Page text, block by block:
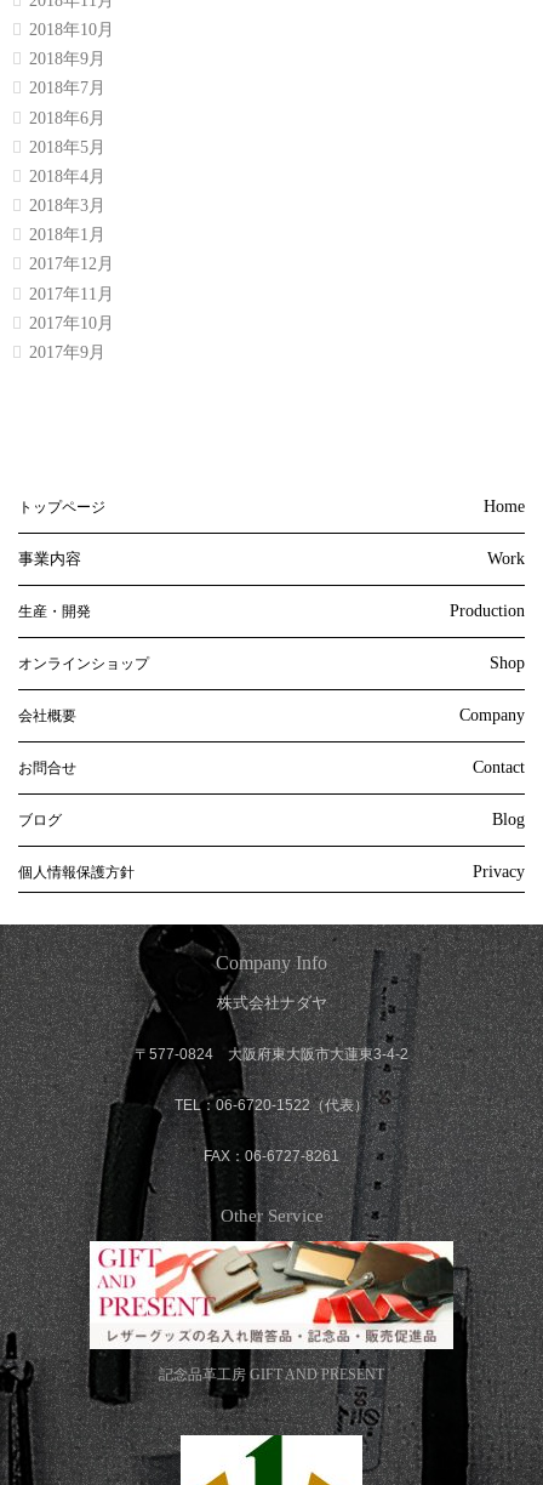
2018年10月
2018年9月
2018年7月
2018年6月
2018年5月
2018年4月
2018年3月
2018年1月
2017年12月
2017年11月
2017年10月
2017年9月
トップページ Home
事業内容 Work
生産・開発 Production
オンラインショップ Shop
会社概要 Company
お問合せ Contact
ブログ Blog
個人情報保護方針 Privacy
Company Info
株式会社ナダヤ
〒577-0824 大阪府東大阪市大蓮東3-4-2
TEL：06-6720-1522（代表）
FAX：06-6727-8261
Other Service
記念品革工房 GIFT AND PRESENT